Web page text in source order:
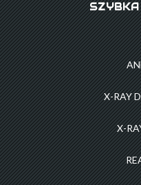
X-RAY
X-